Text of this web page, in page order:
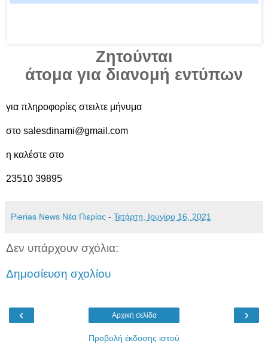
Ζητούνται
άτομα για διανομή εντύπων
για πληροφορίες στειλτε μήνυμα
στο salesdinami@gmail.com
η καλέστε στο
23510 39895
Pierias News Νέα Πιερίας - Τετάρτη, Ιουνίου 16, 2021
Δεν υπάρχουν σχόλια:
Δημοσίευση σχολίου
‹ ›
Αρχική σελίδα
Προβολή έκδοσης ιστού